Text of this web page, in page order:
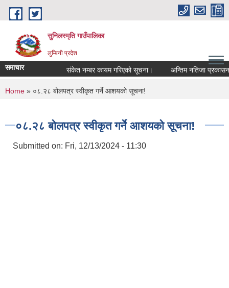
Skip to main content
सुनिलस्मृति गाउँपालिका
लुम्बिनी प्रदेश
समाचार संकेत नम्बर कायम गरिएको सूचना। अन्तिम नतिजा प्रकासन
You are here
Home » ०८.२८ बोलपत्र स्वीकृत गर्ने आशयको सूचना!
०८.२८ बोलपत्र स्वीकृत गर्ने आशयको सूचना!
Submitted on: Fri, 12/13/2024 - 11:30